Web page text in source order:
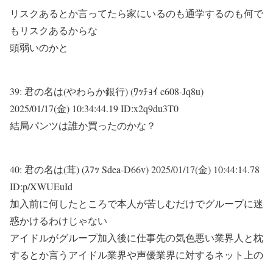
リスクあるとか言ってたら家にいるのも通学するのも何で
もリスクあるからな
頭弱いのかと
39: 君の名は(やわらか銀行) (ﾜｯﾁｮｲ c608-Jq8u)
2025/01/17(金) 10:34:44.19 ID:x2q9du3T0
結局パンツは誰か買ったのかな？
40: 君の名は(茸) (ｽﾌｯ Sdea-D66v)2025/01/17(金) 10:44:14.78
ID:p/XWUEuId
加入前に何したところで本人が苦しむだけでグループに迷
惑かけるわけじゃない
アイドルがグループ加入後に仕事先の気色悪い業界人と枕
するとか言うアイドル業界や声優業界に対するネット上の